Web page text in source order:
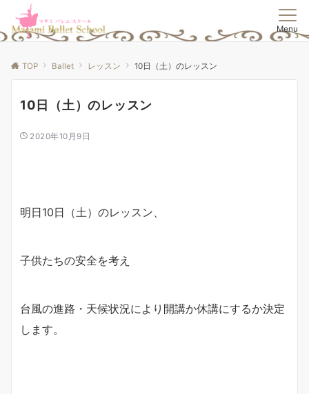
Menu
TOP Ballet レッスン 10日（土）のレッスン
10日（土）のレッスン
2020年10月9日
明日10日（土）のレッスン、
子供たちの安全を考え
台風の進路・天候状況により開講か休講にするか決定
します。